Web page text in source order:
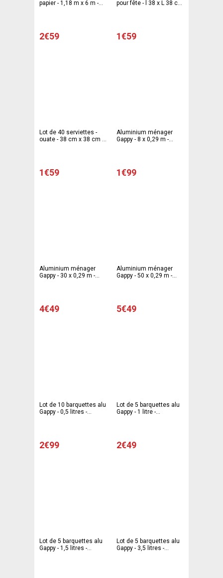
papier - 1,18 m x 6 m -
2€59
pour fête - l 38 x L 38 cm
1€59
Lot de 40 serviettes -
ouate - 38 cm x 38 cm -
1€59
Aluminium ménager
Gappy - 8 x 0,29 m -
1€99
Aluminium ménager
Gappy - 30 x 0,29 m -
4€49
Aluminium ménager
Gappy - 50 x 0,29 m -
5€49
Lot de 10 barquettes alu
Gappy - 0,5 litres -
2€99
Lot de 5 barquettes alu
Gappy - 1 litre -
2€49
Lot de 5 barquettes alu
Gappy - 1,5 litres -
Lot de 5 barquettes alu
Gappy - 3,5 litres -